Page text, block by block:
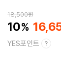
18,500원
10
YES포인트